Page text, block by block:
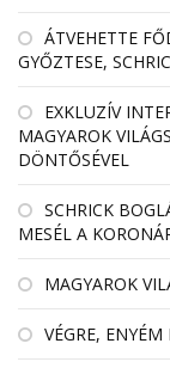
ÁTVEHETTE
GYŐZTESE,
EXKLUZÍV
MAGYAROK
DÖNTŐSÉVEL
SCHRICK
MESÉL A
MAGYAROK
VÉGRE,